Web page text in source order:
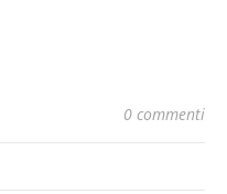
0 commenti